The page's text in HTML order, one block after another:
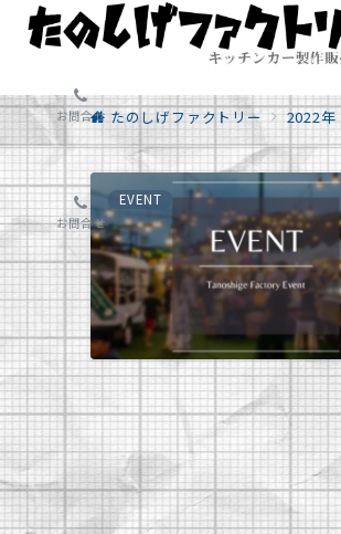
お問合せ
お問合せ たのしげファクトリー 2022年
EVENT